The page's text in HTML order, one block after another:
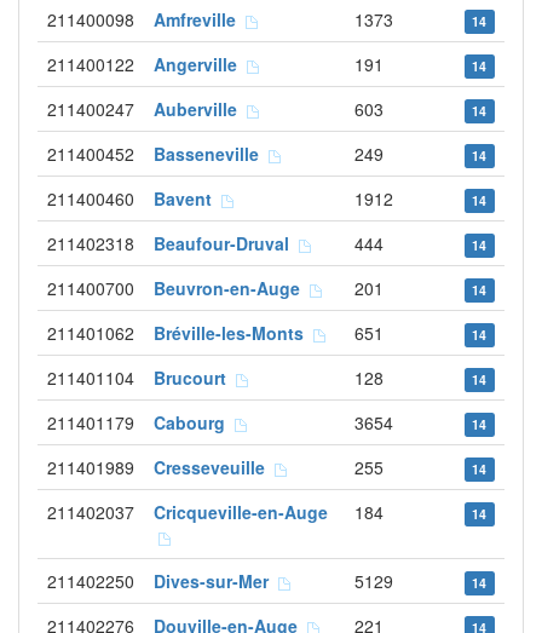
211400098
Amfreville 1373 14
211400122 Angerville 191 14
211400247 Auberville 603 14
211400452 Basseneville 249 14
211400460 Bavent 1912 14
211402318 Beaufour-Druval 444 14
211400700 Beuvron-en-Auge 201 14
211401062 Bréville-les-Monts 651 14
211401104 Brucourt 128 14
211401179 Cabourg 3654 14
211401989 Cresseveuille 255 14
211402037 Cricqueville-en-Auge 184 14
211402250 Dives-sur-Mer 5129 14
211402276 Douville-en-Auge 221 14